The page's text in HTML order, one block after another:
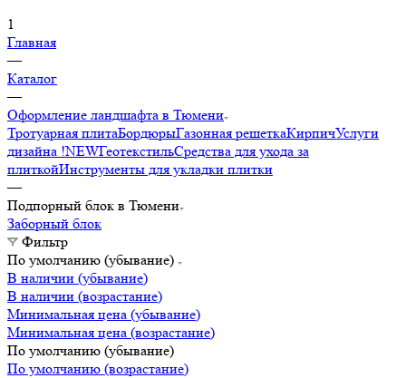
1
Главная
—
Каталог
—
Оформление ландшафта в Тюмени
Тротуарная плитаБордюрыГазонная решеткаКирпичУслуги
дизайна !NEWГеотекстильСредства для ухода за
плиткойИнструменты для укладки плитки
—
Подпорный блок в Тюмени
Заборный блок
Фильтр
По умолчанию (убывание)
В наличии (убывание)
В наличии (возрастание)
Минимальная цена (убывание)
Минимальная цена (возрастание)
По умолчанию (убывание)
По умолчанию (возрастание)